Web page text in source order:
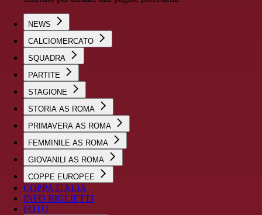
NEWS
CALCIOMERCATO
SQUADRA
PARTITE
STAGIONE
STORIA AS ROMA
PRIMAVERA AS ROMA
FEMMINILE AS ROMA
GIOVANILI AS ROMA
COPPE EUROPEE
COPPA ITALIA
INFO BIGLIETTI
FOTO